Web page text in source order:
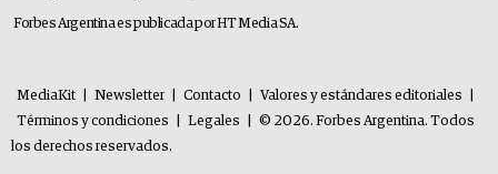
Forbes Argentina es publicada por HT Media SA.
MediaKit Newsletter Contacto Valores y estándares editoriales
Términos y condiciones
Legales
© 2026. Forbes Argentina. Todos
los derechos reservados.